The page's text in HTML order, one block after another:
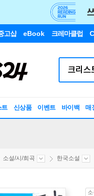
고샵 eBook 크레마클럽
트 신상품 이벤트 바이백 매
소설/시/희곡 한국소설